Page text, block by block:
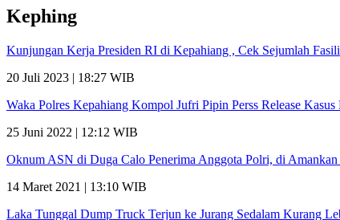
Kephing
Kunjungan Kerja Presiden RI di Kepahiang , Cek Sejumlah
20 Juli 2023 | 18:27 WIB
Waka Polres Kepahiang Kompol Jufri Pipin Perss Release
25 Juni 2022 | 12:12 WIB
Oknum ASN di Duga Calo Penerima Anggota Polri, di Amankan
14 Maret 2021 | 13:10 WIB
Laka Tunggal Dump Truck Terjun ke Jurang Sedalam Kurang